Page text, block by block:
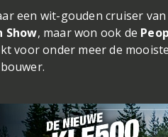
een wit-gouden cruiser
Show, maar won ook de
voor onder meer de